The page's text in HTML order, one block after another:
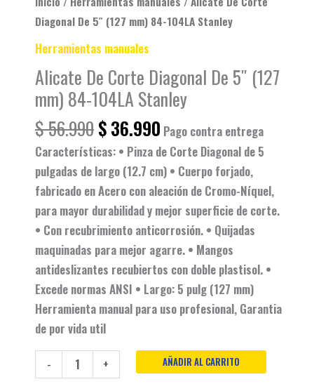
Diagonal De 5″ (127 mm) 84-104LA Stanley
Herramientas manuales
Alicate De Corte Diagonal De 5″ (127
mm) 84-104LA Stanley
$56.990$36.990 Pago contra entrega
Características: • Pinza de Corte Diagonal de 5
pulgadas de largo (12.7 cm) • Cuerpo forjado,
fabricado en Acero con aleación de Cromo-Níquel,
para mayor durabilidad y mejor superficie de corte.
• Con recubrimiento anticorrosión. • Quijadas
maquinadas para mejor agarre. • Mangos
antideslizantes recubiertos con doble plastisol. •
Excede normas ANSI • Largo: 5 pulg (127 mm)
Herramienta manual para uso profesional, Garantia
de por vida util
-
cantidad
+ AÑADIR AL CARRITO